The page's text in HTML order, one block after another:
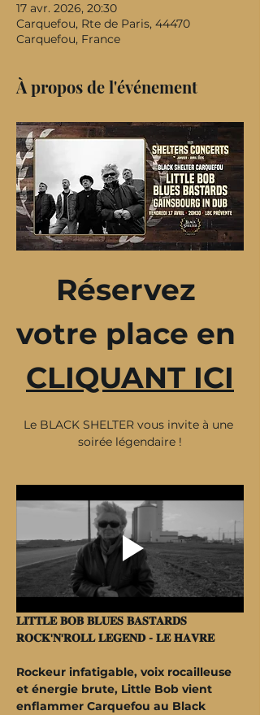
17 avr. 2026, 20:30
Carquefou, Rte de Paris, 44470
Carquefou, France
À propos de l'événement
Réservez
votre place en
CLIQUANT ICI
Le BLACK SHELTER vous invite à une
soirée légendaire !
𝐋𝐈𝐓𝐓𝐋𝐄 𝐁𝐎𝐁 𝐁𝐋𝐔𝐄𝐒 𝐁𝐀𝐒𝐓𝐀𝐑𝐃𝐒
𝐑𝐎𝐂𝐊'𝐍'𝐑𝐎𝐋𝐋 𝐋𝐄𝐆𝐄𝐍𝐃 - 𝐋𝐄 𝐇𝐀𝐕𝐑𝐄
Rockeur infatigable, voix rocailleuse
et énergie brute, Little Bob vient
enflammer Carquefou au Black